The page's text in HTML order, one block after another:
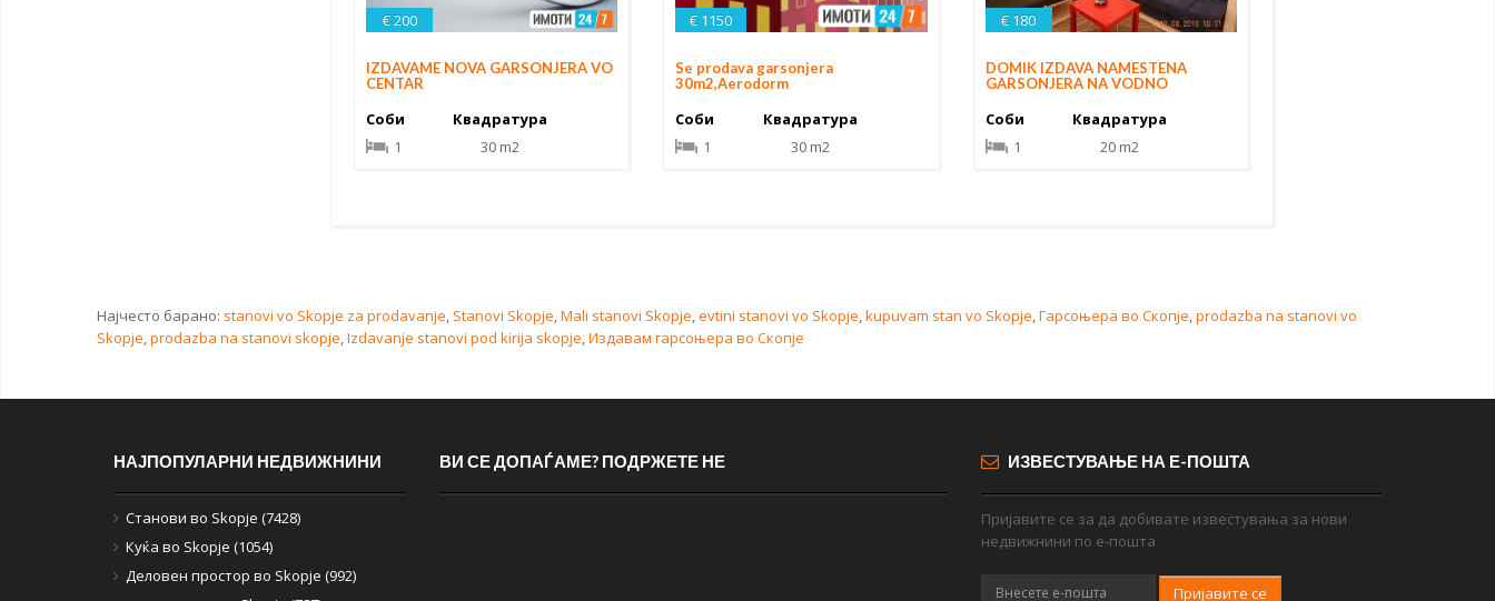
€ 200
IZDAVAME NOVA GARSONJERA VO
CENTAR
Соби
1
Квадратура
30 m2
€ 1150
Se prodava garsonjera
30m2,Aerodorm
Соби
1
Квадратура
30 m2
€ 180
DOMIK IZDAVA NAMESTENA
GARSONJERA NA VODNO
Соби
1
Квадратура
20 m2
Најчесто барано: stanovi vo Skopje za prodavanje, Stanovi Skopje,Mali stanovi Skopje,evtini stanovi vo Skopje,kupuvam stan vo Skopje,Гарсоњера во Скопје,prodazba na stanovi vo
Skopje,prodazba na stanovi skopje,Izdavanje stanovi pod kirija skopje,Издавам гарсоњера во Скопје
НАЈПОПУЛАРНИ НЕДВИЖНИНИ
Станови во Skopje (7428)
Куќа во Skopje (1054)
Деловен простор во Skopje (992)
ВИ СЕ ДОПАЃАМЕ? ПОДРЖЕТЕ НЕ ИЗВЕСТУВАЊЕ НА Е-ПОШТА
Пријавите се за да добивате известувања за нови
недвижнини по е-пошта
Пријавите се